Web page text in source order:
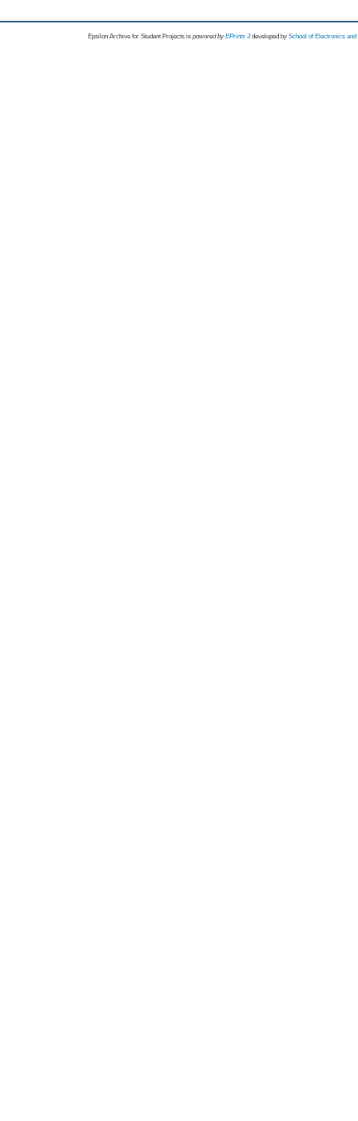
Epsilon Archive for Student Projects is powored byEPrints 3 developed by School of Electronics